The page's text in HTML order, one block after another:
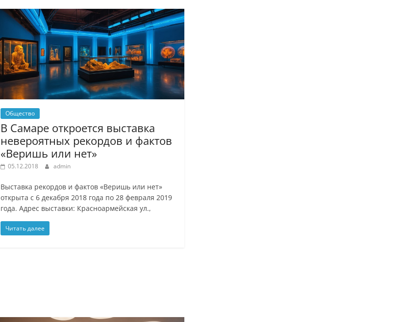
Общество
В Самаре откроется выставка
невероятных рекордов и фактов
«Веришь или нет»
05.12.2018 admin
Выставка рекордов и фактов «Веришь или нет»
открыта с 6 декабря 2018 года по 28 февраля 2019
года. Адрес выставки: Красноармейская ул.,
Читать далее